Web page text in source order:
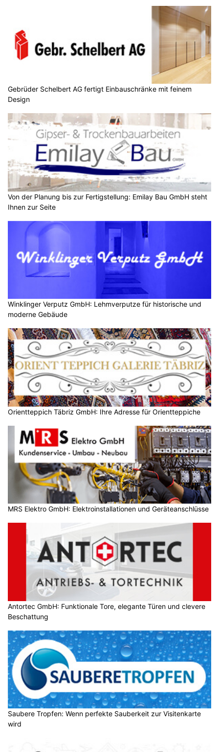
Gebrüder Schelbert AG fertigt Einbauschränke mit feinem
Design
Von der Planung bis zur Fertigstellung: Emilay Bau GmbH steht
Ihnen zur Seite
Winklinger Verputz GmbH: Lehmverputze für historische und
moderne Gebäude
Orientteppich Täbriz GmbH: Ihre Adresse für Orientteppiche
MRS Elektro GmbH: Elektroinstallationen und Geräteanschlüsse
Antortec GmbH: Funktionale Tore, elegante Türen und clevere
Beschattung
Saubere Tropfen: Wenn perfekte Sauberkeit zur Visitenkarte
wird